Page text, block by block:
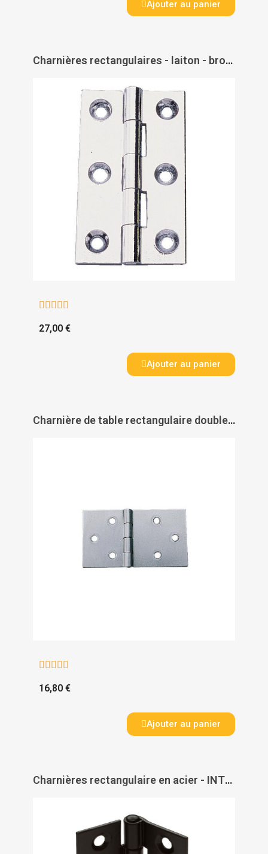
Ajouter au panier
Charnières rectangulaires - laiton - broche inox - PAS DE MARQUE
    
27,00 €
Ajouter au panier
Charnière de table rectangulaire double feuille - acier - PAS DE MARQUE
    
16,80 €
Ajouter au panier
Charnières rectangulaire en acier - INTERGES